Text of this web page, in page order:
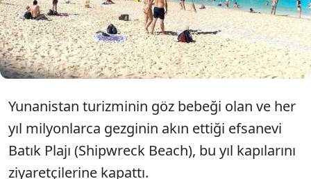
Üzerindeki ikonik gemi batığıyla bilinen koy, ölüm
tehlikesi nedeniyle 2026 yaz sezonu boyunca sivil
girişine tamamen kapatıldı.
Yunanistan turizminin göz bebeği olan ve her
yıl milyonlarca gezginin akın ettiği efsanevi
Batık Plajı (Shipwreck Beach), bu yıl kapılarını
ziyaretçilerine kapattı.